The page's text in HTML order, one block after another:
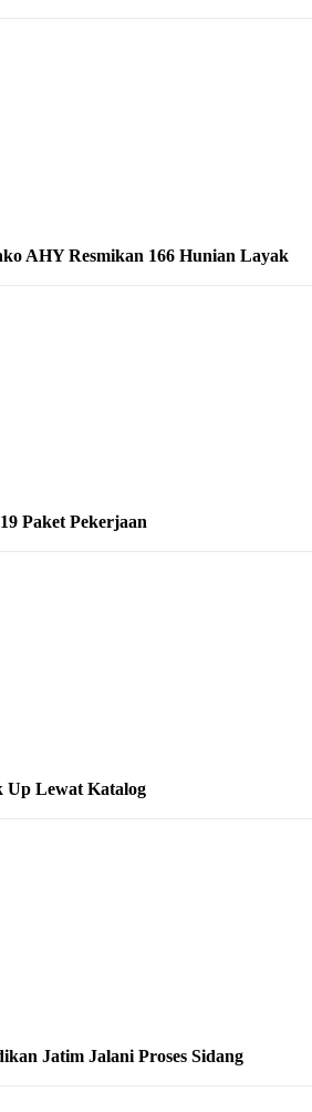
AHY Resmikan 166 Hunian Layak
Paket Pekerjaan
Up Lewat Katalog
Jatim Jalani Proses Sidang